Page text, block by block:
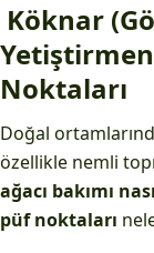
Köknar
Noktaları
Doğal
özellikle nemli
ağacı bakımı
püf noktaları